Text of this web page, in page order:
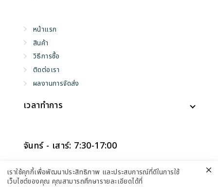
หน้าแรก
สินค้า
วิธีการซื้อ
ติดต่อเรา
ผลงานการจัดส่ง
เวลาทำการ
จันทร์ - เสาร์: 7:30-17:00
อาทิตย์: ปิดทำการ
เราใช้คุกกี้เพื่อพัฒนาประสิทธิภาพ และประสบการณ์ที่ดีในการใช้
เว็บไซต์ของคุณ คุณสามารถศึกษารายละเอียดได้ที่